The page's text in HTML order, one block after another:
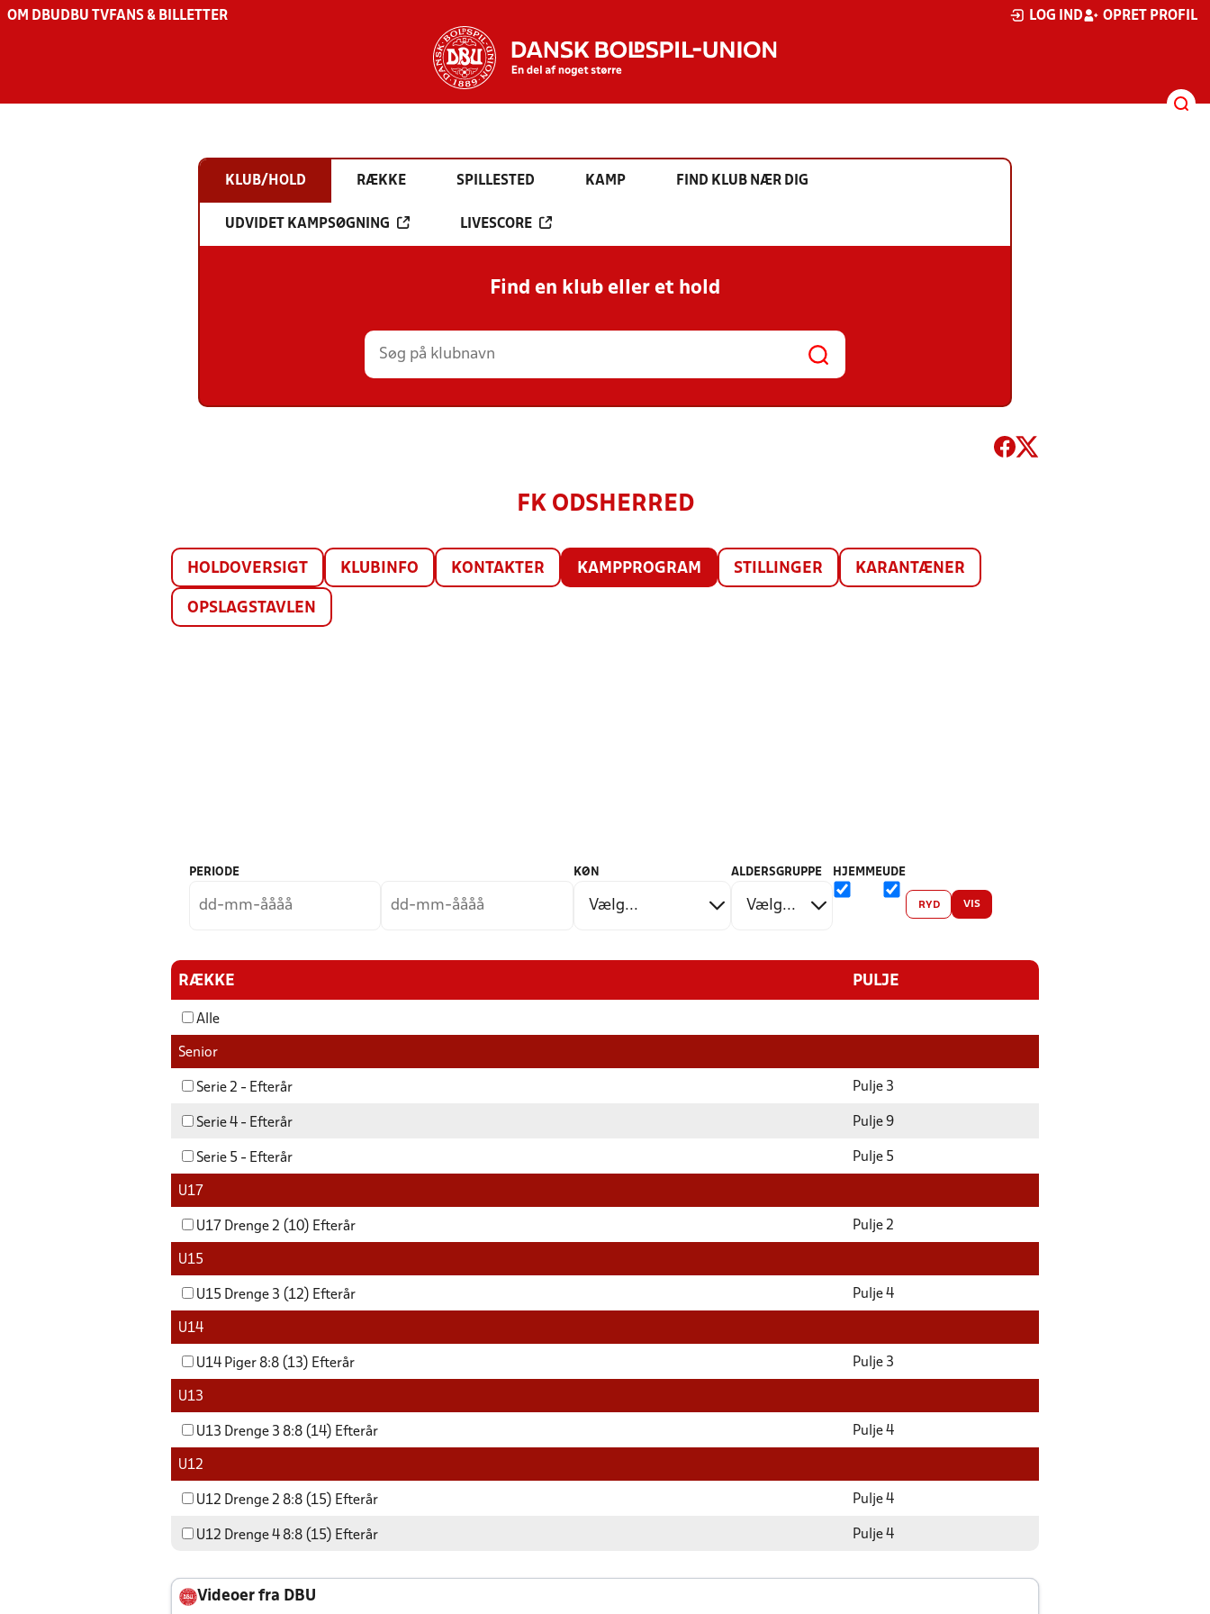
OM DBU DBU TV FANS & BILLETTER LOG IND OPRET PROFIL
KLUB/HOLD RÆKKE SPILLESTED KAMP FIND KLUB NÆR DIG
UDVIDET KAMPSØGNING LIVESCORE
Find en klub eller et hold
FK ODSHERRED
HOLDOVERSIGT KLUBINFO KONTAKTER KAMPPROGRAM STILLINGER KARANTÆNER
OPSLAGSTAVLEN
PERIODE KØN ALDERSGRUPPE HJEMMEUDE
RYD VIS
RÆKKE PULJE
Alle
Senior
Serie 2 - Efterår Pulje 3
Serie 4 - Efterår Pulje 9
Serie 5 - Efterår Pulje 5
U17
U17 Drenge 2 (10) Efterår Pulje 2
U15
U15 Drenge 3 (12) Efterår Pulje 4
U14
U14 Piger 8:8 (13) Efterår Pulje 3
U13
U13 Drenge 3 8:8 (14) Efterår Pulje 4
U12
U12 Drenge 2 8:8 (15) Efterår Pulje 4
U12 Drenge 4 8:8 (15) Efterår Pulje 4
Videoer fra DBU